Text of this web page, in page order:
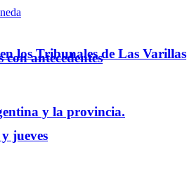
los Tribunales de Las Varillas
jueves
antecedentes
y la provincia.